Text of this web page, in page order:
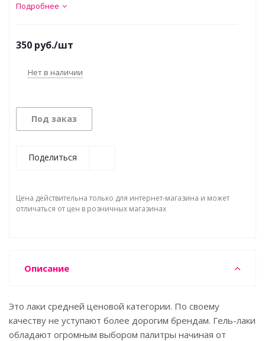
Подробнее
350 руб./шт
Нет в наличии
Под заказ
Поделиться
Цена действительна только для интернет-магазина и может
отличаться от цен в розничных магазинах
Описание
Это лаки средней ценовой категории. По своему
качеству не уступают более дорогим брендам. Гель-лаки
обладают огромным выбором палитры начиная от